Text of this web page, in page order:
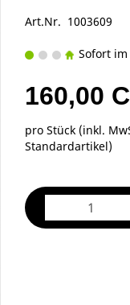
Art.Nr. 1003609
Sofort
160,00
pro Stück (inkl.
Standardartikel)